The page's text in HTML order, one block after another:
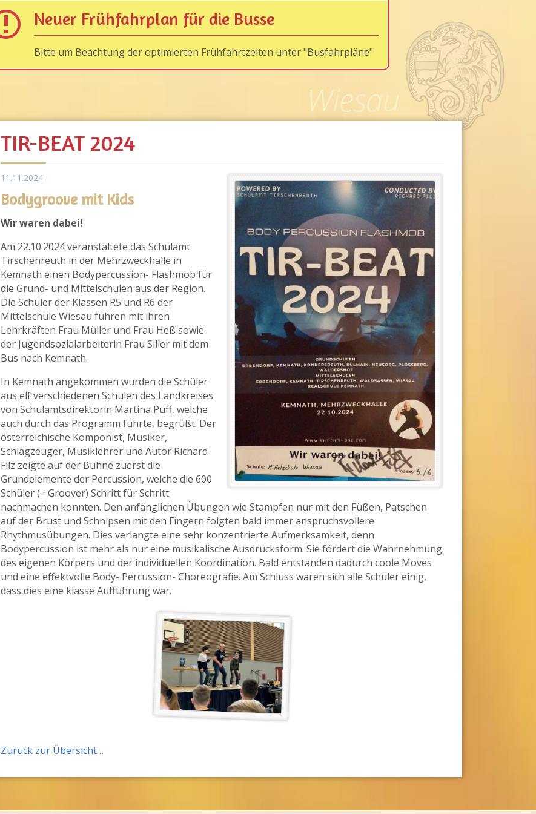
Neuer Frühfahrplan für die Busse
Bitte um Beachtung der optimierten Frühfahrtzeiten unter "Busfahrpläne"
TIR-BEAT 2024
11.11.2024
Bodygroove mit Kids
Wir waren dabei!
Am 22.10.2024 veranstaltete das Schulamt
Tirschenreuth in der Mehrzweckhalle in
Kemnath einen Bodypercussion- Flashmob für
die Grund- und Mittelschulen aus der Region.
Die Schüler der Klassen R5 und R6 der
Mittelschule Wiesau fuhren mit ihren
Lehrkräften Frau Müller und Frau Heß sowie
der Jugendsozialarbeiterin Frau Siller mit dem
Bus nach Kemnath.
In Kemnath angekommen wurden die Schüler
aus elf verschiedenen Schulen des Landkreises
von Schulamtsdirektorin Martina Puff, welche
auch durch das Programm führte, begrüßt. Der
österreichische Komponist, Musiker,
Schlagzeuger, Musiklehrer und Autor Richard
Filz zeigte auf der Bühne zuerst die
Grundelemente der Percussion, welche die 600
Schüler (= Groover) Schritt für Schritt
nachmachen konnten. Den anfänglichen Übungen wie Stampfen nur mit den Füßen, Patschen
auf der Brust und Schnipsen mit den Fingern folgten bald immer anspruchsvollere
Rhythmusübungen. Dies verlangte eine sehr konzentrierte Aufmerksamkeit, denn
Bodypercussion ist mehr als nur eine musikalische Ausdrucksform. Sie fördert die Wahrnehmung
des eigenen Körpers und der individuellen Koordination. Bald entstanden dadurch coole Moves
und eine effektvolle Body- Percussion- Choreografie. Am Schluss waren sich alle Schüler einig,
dass dies eine klasse Aufführung war.
Zurück zur Übersicht…